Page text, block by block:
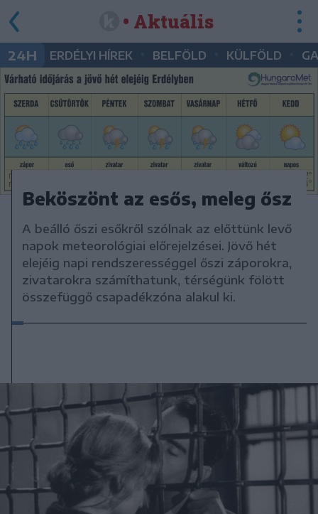
• Aktuális
24H ERDÉLYI HÍREK BELFÖLD KÜLFÖLD
Beköszönt az esős, meleg ősz
A beálló őszi esőkről szólnak az előttünk levő
napok meteorológiai előrejelzései. Jövő hét
elejéig napi rendszerességgel őszi záporokra,
zivatarokra számíthatunk, térségünk fölött
összefüggő csapadékzóna alakul ki.